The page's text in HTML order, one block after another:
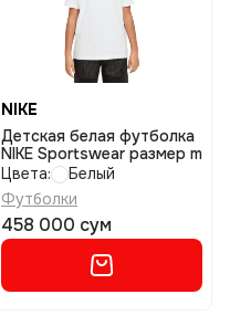
NIKE
Детская белая футболка
NIKE Sportswear размер m
Цвета:
Белый
Футболки
458 000 сум